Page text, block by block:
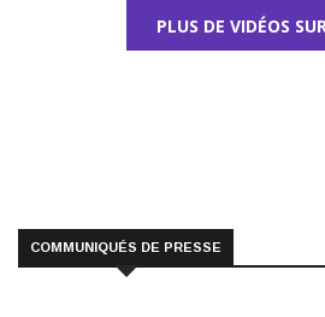
PLUS DE VIDÉOS
COMMUNIQUÉS DE PRESSE